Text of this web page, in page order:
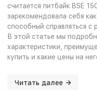
считается питбайк BSE
зарекомендовала себя
способный справляться
В этой статье мы
характеристики,
купить и какие цены на
Читать далее